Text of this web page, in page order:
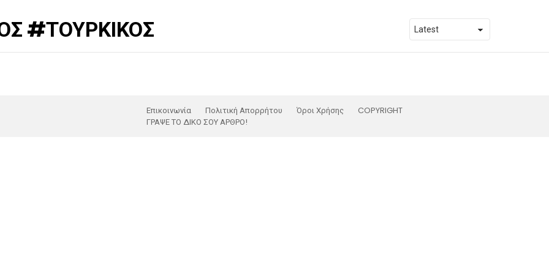
#ΤΟΥΡΚΙΚΟΣ
Επικοινωνία Πολιτική Απορρήτου Όροι Χρήσης
COPYRIGHT
ΓΡΑΨΕ ΤΟ ΔΙΚΟ ΣΟΥ ΑΡΘΡΟ!